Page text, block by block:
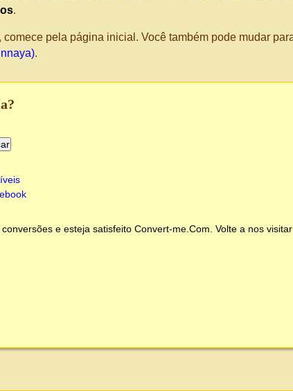
.
pela página inicial. Você também pode mudar
.
e esteja satisfeito Convert-me.Com . Volte a nos